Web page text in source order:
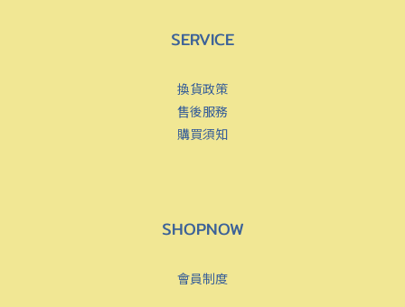
SERVICE
換貨政策
售後服務
購買須知
SHOPNOW
會員制度